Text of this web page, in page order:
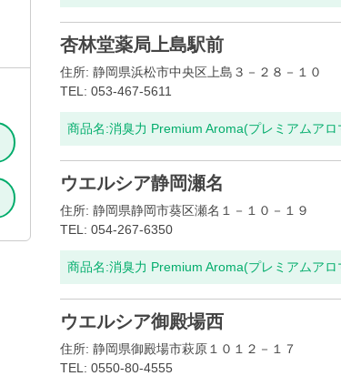
杏林堂薬局上島駅前
住所: 静岡県浜松市中央区上島３－２８－１０
TEL: 053-467-5611
商品名:消臭力 Premium Aroma(プレミアムア
ウエルシア静岡瀬名
住所: 静岡県静岡市葵区瀬名１－１０－１９
TEL: 054-267-6350
商品名:消臭力 Premium Aroma(プレミアムア
ウエルシア御殿場西
住所: 静岡県御殿場市萩原１０１２－１７
TEL: 0550-80-4555